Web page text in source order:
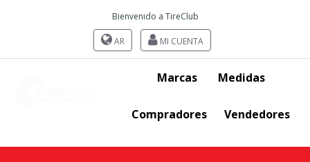
Bienvenido a TireClub
AR MI CUENTA
Marcas Medidas
Compradores Vendedores